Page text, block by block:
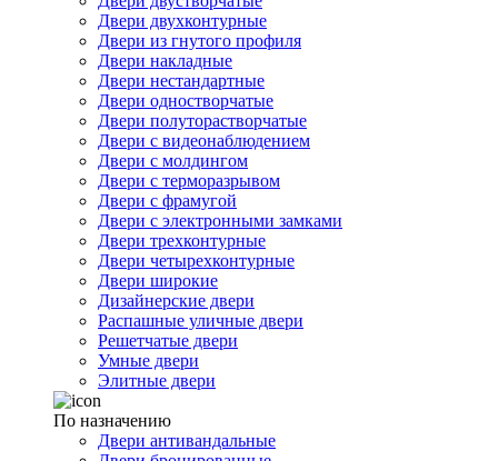
Двери двухконтурные
Двери из гнутого профиля
Двери накладные
Двери нестандартные
Двери одностворчатые
Двери полуторастворчатые
Двери с видеонаблюдением
Двери с молдингом
Двери с терморазрывом
Двери с фрамугой
Двери с электронными замками
Двери трехконтурные
Двери четырехконтурные
Двери широкие
Дизайнерские двери
Распашные уличные двери
Решетчатые двери
Умные двери
Элитные двери
По назначению
Двери антивандальные